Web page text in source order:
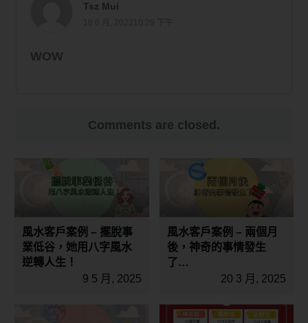
Tsz Mui
WOW
Comments are closed.
風水客戶案例 – 擺脫事
業低谷，她用八字風水
逆轉人生！
9 5 月, 2025
風水客戶案例 – 兩個月
後，神奇的事情發生
了…
20 3 月, 2025